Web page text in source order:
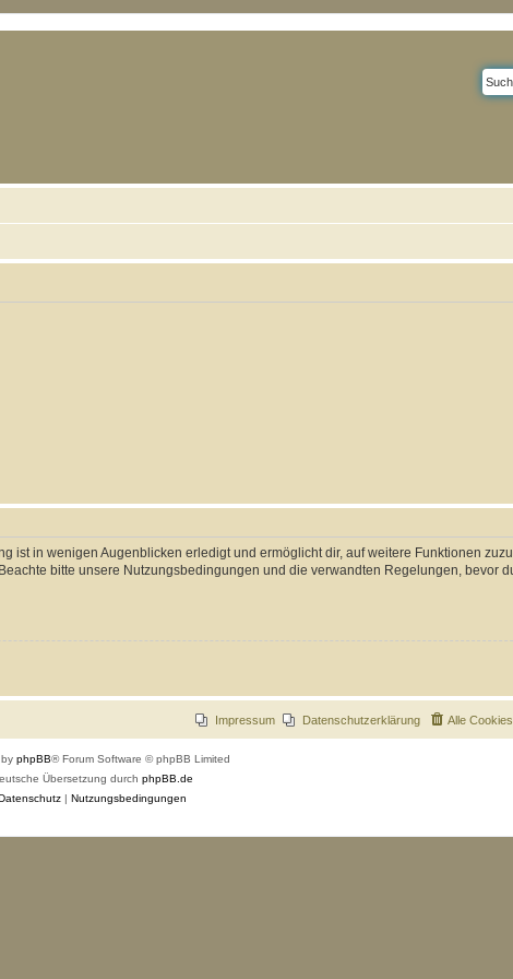
ist in wenigen Augenblicken erledigt und ermöglicht dir, auf weitere Funktionen
bitte unsere Nutzungsbedingungen und die verwandten Regelungen, bevor
Alle
Datenschutzerklärung
Impressum
phpBB® Forum Software © phpBB Limited
Übersetzung durch phpBB.de
| Nutzungsbedingungen